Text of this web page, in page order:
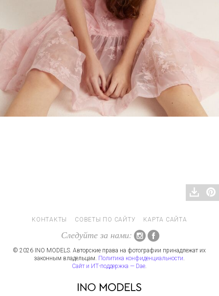
КОНТАКТЫ СОВЕТЫ ПО САЙТУ КАРТА САЙТА
Следуйте за нами:
© 2026 INO MODELS. Авторские права на фотографии принадлежат их
законным владельцам. Политика конфиденциальности.
Сайт и ИТ-поддержка — Dae.